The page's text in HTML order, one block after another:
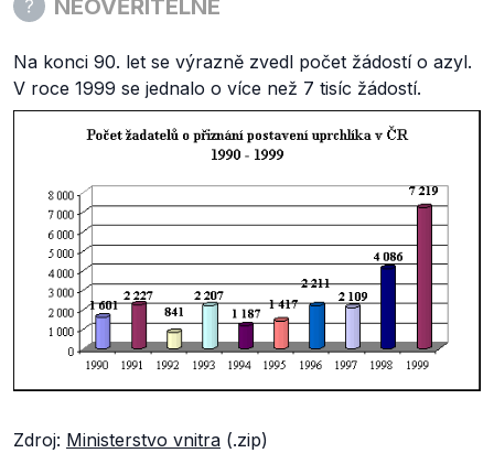
NEOVĚŘITELNÉ
Na konci 90. let se výrazně zvedl počet žádostí o azyl.
V roce 1999 se jednalo o více než 7 tisíc žádostí.
Zdroj: Ministerstvo vnitra (.zip)